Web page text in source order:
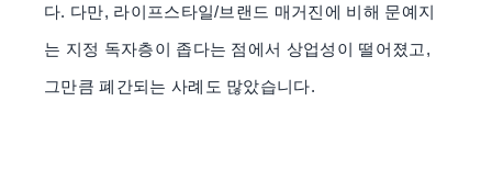
다. 다만, 라이프스타일/브랜드 매거진에 비해 문예지
는 지정 독자층이 좁다는 점에서 상업성이 떨어졌고,
그만큼 폐간되는 사례도 많았습니다.